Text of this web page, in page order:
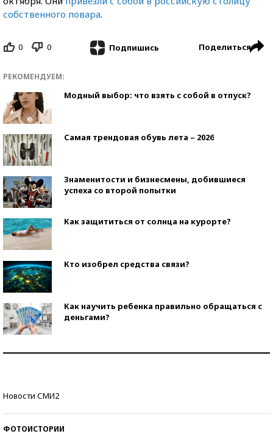
собственного повара.
0 0 Подпишись Поделиться
РЕКОМЕНДУЕМ:
Модный выбор: что взять с собой в отпуск?
Самая трендовая обувь лета – 2026
Знаменитости и бизнесмены, добившиеся
успеха со второй попытки
Как защититься от солнца на курорте?
Кто изобрел средства связи?
Как научить ребенка правильно обращаться с
деньгами?
Новости СМИ2
ФОТОИСТОРИИ